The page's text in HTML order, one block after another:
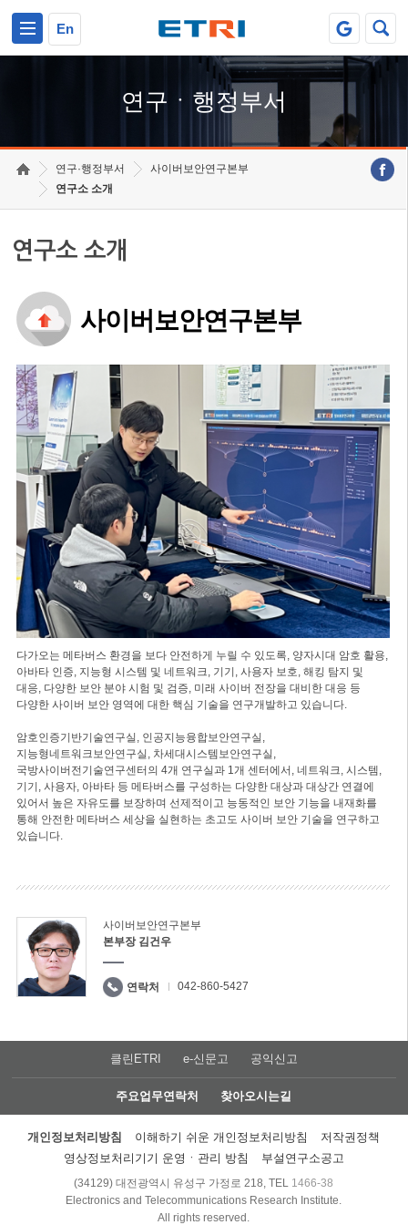
En
연구ㆍ행정부서
연구·행정부서
사이버보안연구본부
연구소 소개
연구소 소개
사이버보안연구본부
다가오는 메타버스 환경을 보다 안전하게 누릴 수 있도록, 양자시대 암호 활용,
아바타 인증, 지능형 시스템 및 네트워크, 기기, 사용자 보호, 해킹 탐지 및
대응, 다양한 보안 분야 시험 및 검증, 미래 사이버 전장을 대비한 대응 등
다양한 사이버 보안 영역에 대한 핵심 기술을 연구개발하고 있습니다.
암호인증기반기술연구실, 인공지능융합보안연구실,
지능형네트워크보안연구실, 차세대시스템보안연구실,
국방사이버전기술연구센터의 4개 연구실과 1개 센터에서, 네트워크, 시스템,
기기, 사용자, 아바타 등 메타버스를 구성하는 다양한 대상과 대상간 연결에
있어서 높은 자유도를 보장하며 선제적이고 능동적인 보안 기능을 내재화를
통해 안전한 메타버스 세상을 실현하는 초고도 사이버 보안 기술을 연구하고
있습니다.
사이버보안연구본부
본부장 김건우
연락처 042-860-5427
클린ETRI e-신문고 공익신고
주요업무연락처 찾아오시는길
개인정보처리방침 이해하기 쉬운 개인정보처리방침
저작권정책
영상정보처리기기 운영ㆍ관리 방침
부설연구소공고
(34129) 대전광역시 유성구 가정로 218, TEL 1466-38
Electronics and Telecommunications Research Institute.
All rights reserved.